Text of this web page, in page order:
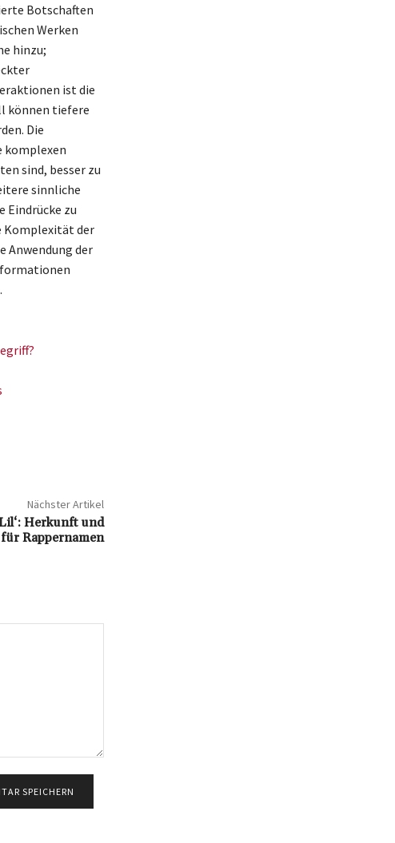
Botschaften
Werken
hinzu;
ist die
können tiefere
Die
komplexen
sind, besser zu
sinnliche
Eindrücke zu
Komplexität der
Anwendung der
Nächster Artikel
Herkunft und
Rappernamen